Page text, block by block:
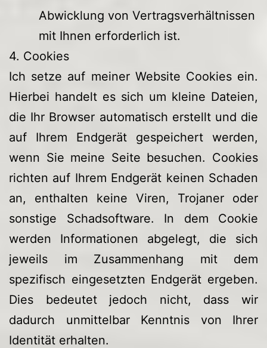
Abwicklung von Vertragsverhältnissen
mit Ihnen erforderlich ist.
4. Cookies
Ich setze auf meiner Website Cookies ein.
Hierbei handelt es sich um kleine Dateien,
die Ihr Browser automatisch erstellt und die
auf Ihrem Endgerät gespeichert werden,
wenn Sie meine Seite besuchen. Cookies
richten auf Ihrem Endgerät keinen Schaden
an, enthalten keine Viren, Trojaner oder
sonstige Schadsoftware. In dem Cookie
werden Informationen abgelegt, die sich
jeweils im Zusammenhang mit dem
spezifisch eingesetzten Endgerät ergeben.
Dies bedeutet jedoch nicht, dass wir
dadurch unmittelbar Kenntnis von Ihrer
Identität erhalten.